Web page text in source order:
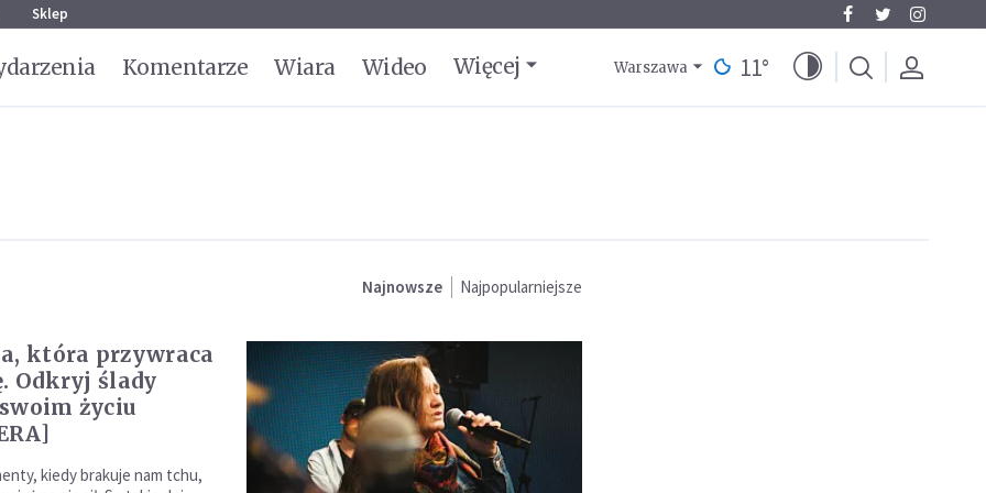
Sklep
Komentarze Wiara Wideo Więcej Warszawa 11°
Najnowsze Najpopularniejsze
która przywraca
Odkryj ślady
życiu
kiedy brakuje nam tchu,